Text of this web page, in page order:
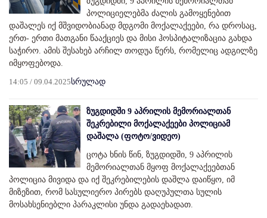
პოლიციელებმა ძალის გამოყენებით
დაშალეს იქ მშვიდობიანად მდგომი მოქალაქეები, რა დროსაც,
ერთ- ერთი მათგანი წააქციეს და მისი ჰოსპიტალიზაცია გახდა
საჭირო. ამის შესახებ არჩილ თოდუა წერს, რომელიც ადგილზე
იმყოფებოდა.
14:05 / 09.04.2025სრულად
ზუგდიდში 9 აპრილის მემორიალთან
შეკრებილი მოქალაქეები პოლიციამ
დაშალა (ფოტო/ვიდეო)
ცოტა ხნის წინ, ზუგდიდში, 9 აპრილის
მემორიალთან მყოფ მოქალაქეებთან
პოლიცია მივიდა და იქ შეკრებილების დაშლა დაიწყო, იმ
მიზეზით, რომ სასულიერო პირებს დაღუპულთა სულის
მოსახსენიებლი პარაკლისი უნდა გადაეხადათ.